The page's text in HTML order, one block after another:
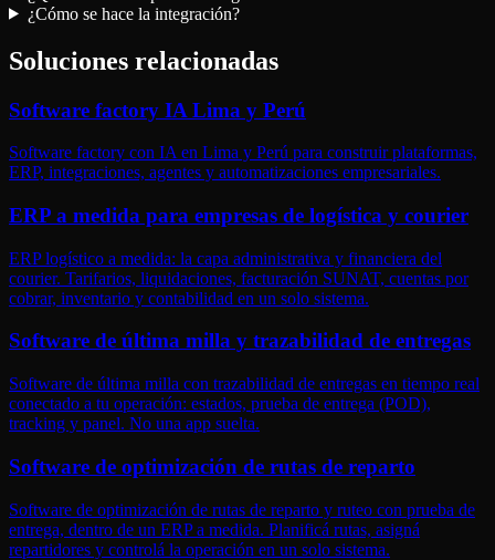
¿Cómo se hace la integración?
Soluciones relacionadas
Software factory IA Lima y Perú
Software factory con IA en Lima y Perú para construir plataformas,
ERP, integraciones, agentes y automatizaciones empresariales.
ERP a medida para empresas de logística y courier
ERP logístico a medida: la capa administrativa y financiera del
courier. Tarifarios, liquidaciones, facturación SUNAT, cuentas por
cobrar, inventario y contabilidad en un solo sistema.
Software de última milla y trazabilidad de entregas
Software de última milla con trazabilidad de entregas en tiempo real
conectado a tu operación: estados, prueba de entrega (POD),
tracking y panel. No una app suelta.
Software de optimización de rutas de reparto
Software de optimización de rutas de reparto y ruteo con prueba de
entrega, dentro de un ERP a medida. Planificá rutas, asigná
repartidores y controlá la operación en un solo sistema.